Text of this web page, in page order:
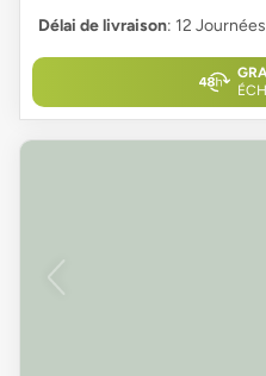
Délai de livraison: 12 Journées